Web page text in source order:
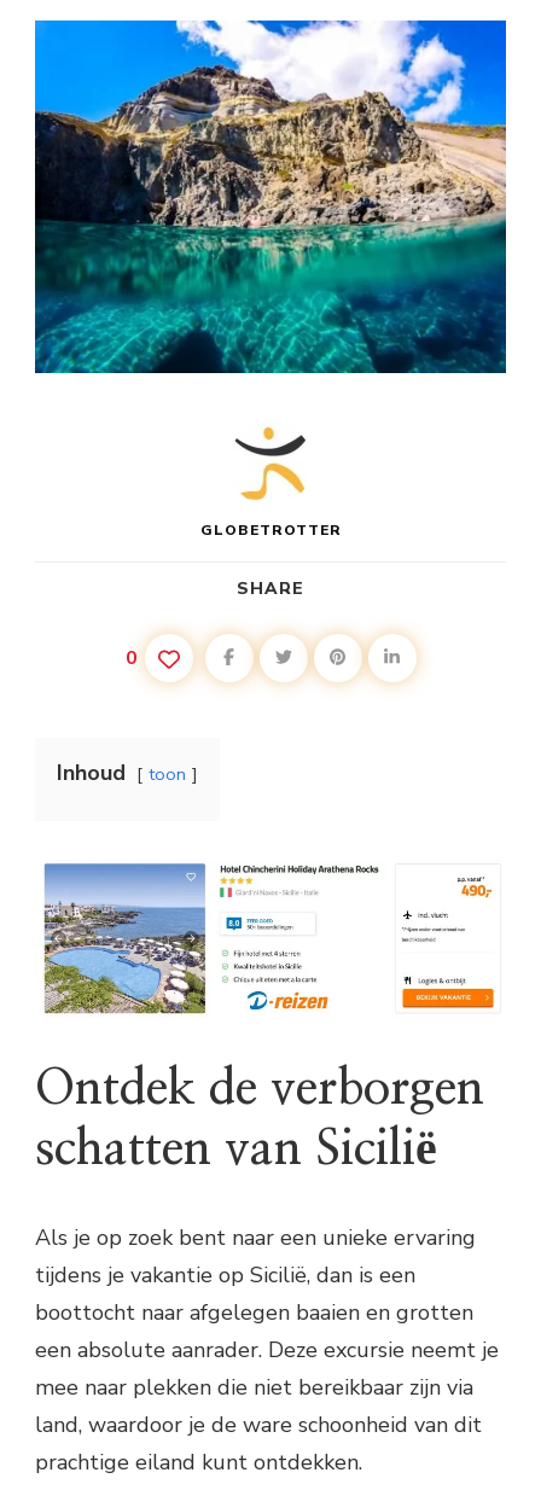
GLOBETROTTER
SHARE
0
Inhoud toon
Ontdek de verborgen
schatten van Sicilië
Als je op zoek bent naar een unieke ervaring
tijdens je vakantie op Sicilië, dan is een
boottocht naar afgelegen baaien en grotten
een absolute aanrader. Deze excursie neemt je
mee naar plekken die niet bereikbaar zijn via
land, waardoor je de ware schoonheid van dit
prachtige eiland kunt ontdekken.